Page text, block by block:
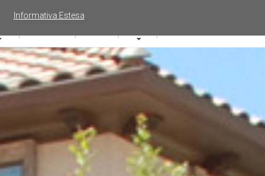
Informativa Estesa